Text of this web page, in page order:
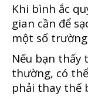
Khi bình ắc
gian cần để
một số
Nếu bạn thấy
thường, có
phải thay thế